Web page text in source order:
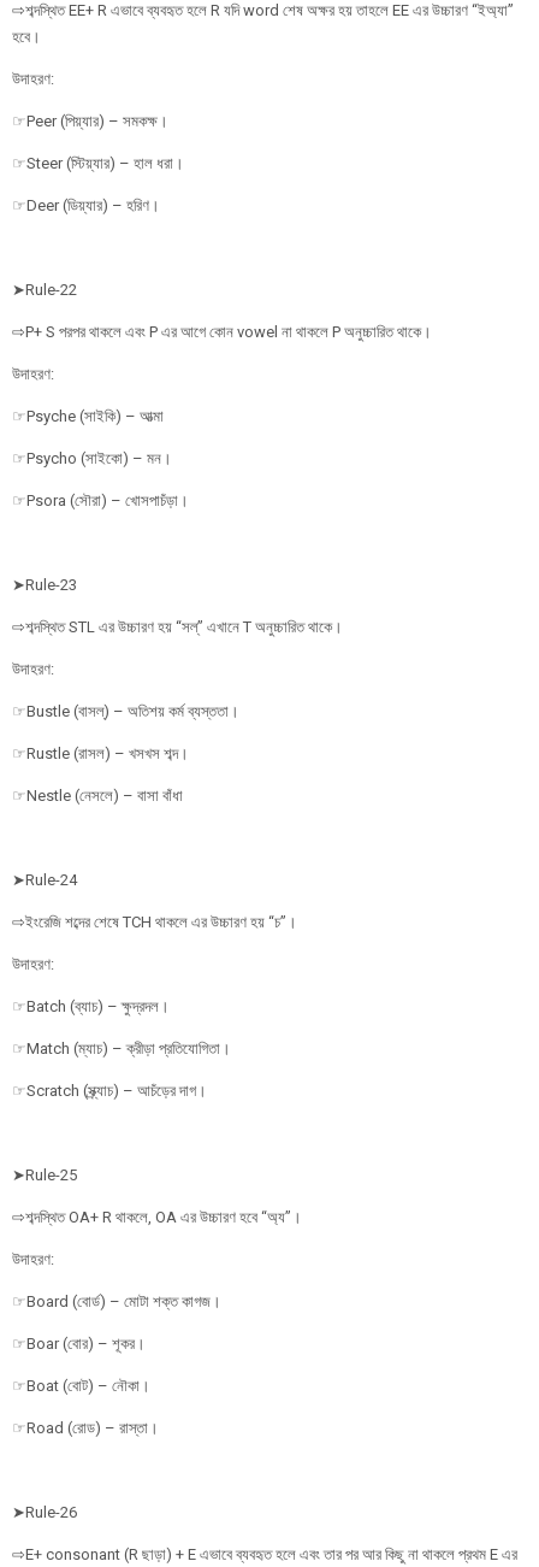
⇨শব্দস্থিত EE+ R এভাবে ব্যবহৃত হলে R যদি word শেষ অক্ষর হয় তাহলে EE এর উচ্চারণ “ইঅ্যা”
হবে।
উদাহরণ:
☞Peer (পিয়্যার) – সমকক্ষ।
☞Steer (স্টিয়্যার) – হাল ধরা।
☞Deer (ডিয়্যার) – হরিণ।
➤Rule-22
⇨P+ S পরপর থাকলে এবং P এর আগে কোন vowel না থাকলে P অনুচ্চারিত থাকে।
উদাহরণ:
☞Psyche (সাইকি) – আত্মা
☞Psycho (সাইকো) – মন।
☞Psora (সৌরা) – খোসপাচঁড়া।
➤Rule-23
⇨শব্দস্থিত STL এর উচ্চারণ হয় “সল্” এখানে T অনুচ্চারিত থাকে।
উদাহরণ:
☞Bustle (বাসল্) – অতিশয় কর্ম ব্যস্ততা।
☞Rustle (রাসল) – খসখস শব্দ।
☞Nestle (নেসলে) – বাসা বাঁধা
➤Rule-24
⇨ইংরেজি শব্দের শেষে TCH থাকলে এর উচ্চারণ হয় “চ”।
উদাহরণ:
☞Batch (ব্যাচ) – ক্ষুদ্রদল।
☞Match (ম্যাচ) – ক্রীড়া প্রতিযোগিতা।
☞Scratch (স্ক্র্যাচ) – আচঁড়ের দাগ।
➤Rule-25
⇨শব্দস্থিত OA+ R থাকলে, OA এর উচ্চারণ হবে “অ্য”।
উদাহরণ:
☞Board (বোর্ড) – মোটা শক্ত কাগজ।
☞Boar (বোর) – শূকর।
☞Boat (বোট) – নৌকা।
☞Road (রোড) – রাস্তা।
➤Rule-26
⇨E+ consonant (R ছাড়া) + E এভাবে ব্যবহৃত হলে এবং তার পর আর কিছু না থাকলে প্রথম E এর